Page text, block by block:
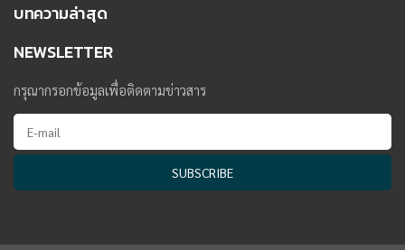
บทความล่าสุด
NEWSLETTER
กรุณากรอกข้อมูลเพื่อติดตามข่าวสาร